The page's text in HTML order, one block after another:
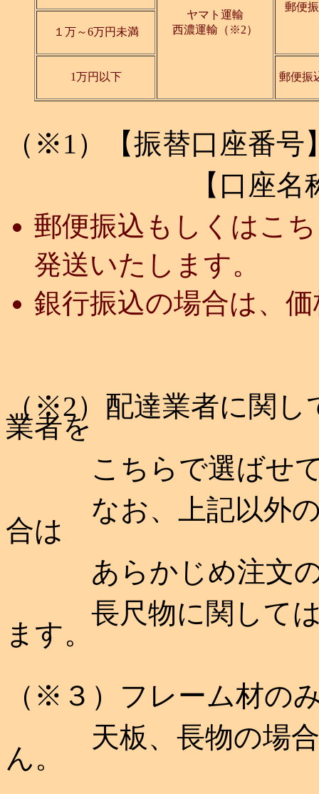
ヤマト運輸
西濃運輸（※2）
郵便
１万～6万円未満
1万円以下 郵便振
（※1）【振替口座番号
【口座名称
郵便振込もしくはこ
発送いたします。
銀行振込の場合は、
（※2）配達業者に関し
業者を
こちらで選ばせて
なお、上記以外の
合は
あらかじめ注文の
長尺物に関しては
ます。
（※３） フレーム材の
天板、長物の場合
ん。